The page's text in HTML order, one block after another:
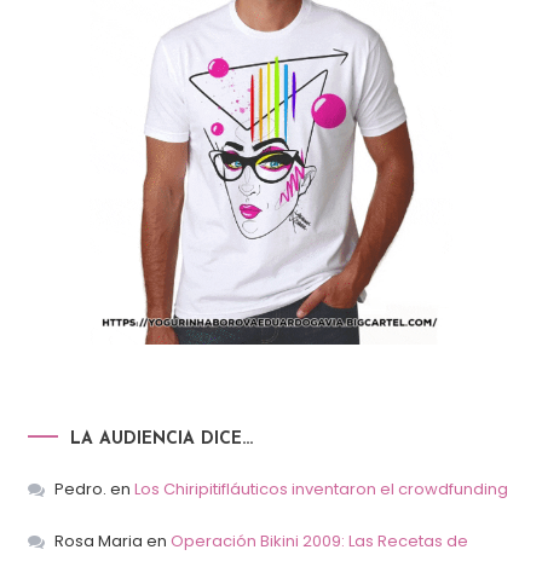
LA AUDIENCIA DICE…
Pedro. en Los Chiripitifláuticos inventaron el crowdfunding
Rosa Maria en Operación Bikini 2009: Las Recetas de